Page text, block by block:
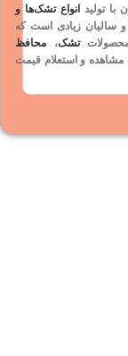
تولید انواع تشک‌ها و
سالیان زیادی است که
محصولاتتشک، محافظ
و استعلام قیمت